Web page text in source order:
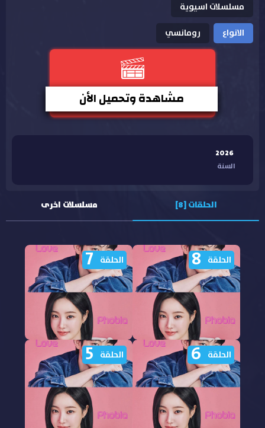
مسلسلات اسيوية
الانواع
رومانسي
مشاهدة وتحميل الأن
2026
السنة
الحلقات [8] مسلسلات اخرى
مشاهدة مسلسل Love
Phobia الحلقة 8 مترجمة
الحلقة 8
مشاهدة مسلسل Love
Phobia الحلقة 7 مترجمة
الحلقة 7
الحلقة 6 الحلقة 5